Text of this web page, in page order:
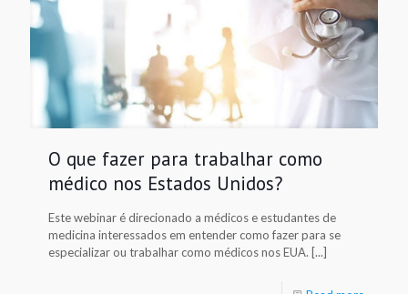
O que fazer para trabalhar como
médico nos Estados Unidos?
Este webinar é direcionado a médicos e estudantes de
medicina interessados em entender como fazer para se
especializar ou trabalhar como médicos nos EUA. [...]